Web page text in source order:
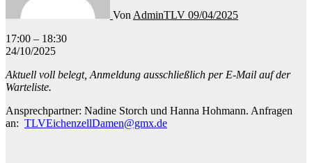
Von AdminTLV 09/04/2025
Handball
-
E-
Jugend
10
Jahre)
17:00 – 18:30
24/10/2025
Aktuell voll belegt, Anmeldung ausschließlich per E-Mail auf der
Warteliste.
Ansprechpartner: Nadine Storch und Hanna Hohmann. Anfragen
an: TLVEichenzellDamen@gmx.de